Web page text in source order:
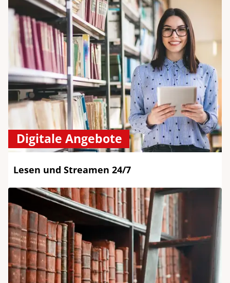
Digitale Angebote
Lesen und Streamen 24/7